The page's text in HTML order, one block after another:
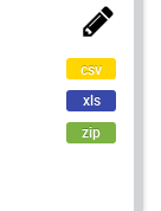
csv
xls
zip